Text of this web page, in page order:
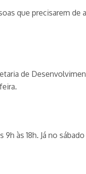
que precisarem
de
às 18h. Já no